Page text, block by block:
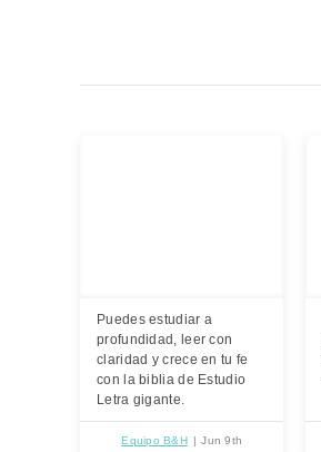
Puedes estudiar a
profundidad, leer con
claridad y crece en tu fe
con la biblia de Estudio
Letra gigante.
Equipo B&H Jun 9th